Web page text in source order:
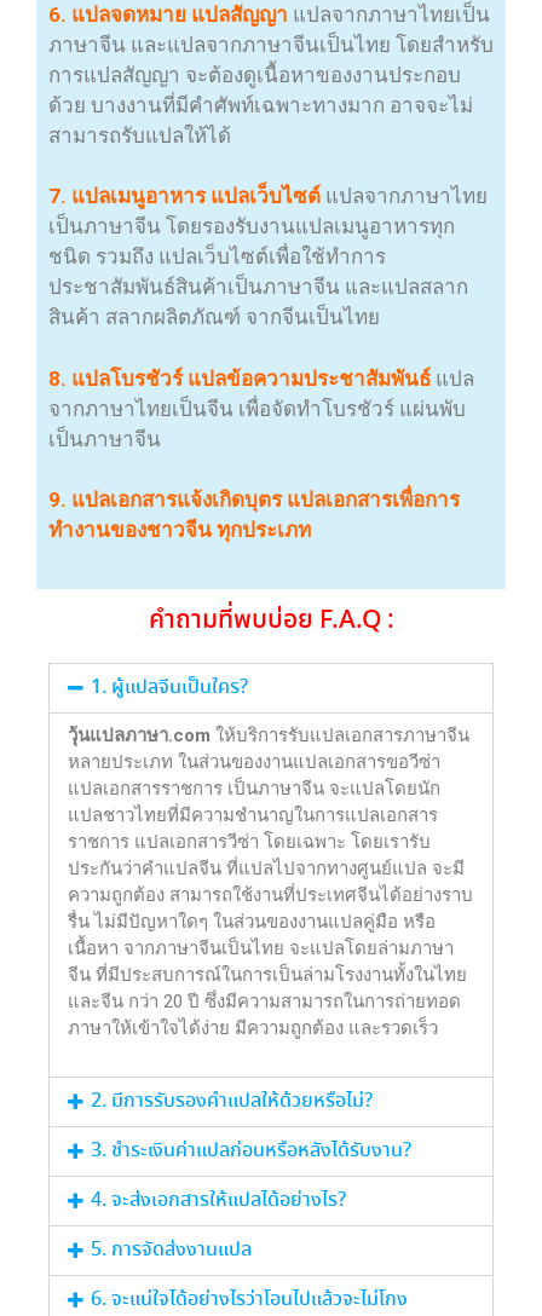
6. แปลจดหมาย แปลสัญญา แปลจากภาษาไทยเป็น
ภาษาจีน และแปลจากภาษาจีนเป็นไทย โดยสำหรับ
การแปลสัญญา จะต้องดูเนื้อหาของงานประกอบ
ด้วย บางงานที่มีคำศัพท์เฉพาะทางมาก อาจจะไม่
สามารถรับแปลให้ได้
7. แปลเมนูอาหาร แปลเว็บไซต์ แปลจากภาษาไทย
เป็นภาษาจีน โดยรองรับงานแปลเมนูอาหารทุก
ชนิด รวมถึง แปลเว็บไซต์เพื่อใช้ทำการ
ประชาสัมพันธ์สินค้าเป็นภาษาจีน และแปลสลาก
สินค้า สลากผลิตภัณฑ์ จากจีนเป็นไทย
8. แปลโบรชัวร์ แปลข้อความประชาสัมพันธ์ แปล
จากภาษาไทยเป็นจีน เพื่อจัดทำโบรชัวร์ แผ่นพับ
เป็นภาษาจีน
9. แปลเอกสารแจ้งเกิดบุตร แปลเอกสารเพื่อการ
ทำงานของชาวจีน ทุกประเภท
คำถามที่พบบ่อย F.A.Q :
1. ผู้แปลจีนเป็นใคร?
วุ้นแปลภาษา.com ให้บริการรับแปลเอกสารภาษาจีน
หลายประเภท ในส่วนของงานแปลเอกสารขอวีซ่า
แปลเอกสารราชการ เป็นภาษาจีน จะแปลโดยนัก
แปลชาวไทยที่มีความชำนาญในการแปลเอกสาร
ราชการ แปลเอกสารวีซ่า โดยเฉพาะ โดยเรารับ
ประกันว่าคำแปลจีน ที่แปลไปจากทางศูนย์แปล จะมี
ความถูกต้อง สามารถใช้งานที่ประเทศจีนได้อย่างราบ
รื่น ไม่มีปัญหาใดๆ ในส่วนของงานแปลคู่มือ หรือ
เนื้อหา จากภาษาจีนเป็นไทย จะแปลโดยล่ามภาษา
จีน ที่มีประสบการณ์ในการเป็นล่ามโรงงานทั้งในไทย
และจีน กว่า 20 ปี ซึ่งมีความสามารถในการถ่ายทอด
ภาษาให้เข้าใจได้ง่าย มีความถูกต้อง และรวดเร็ว
2. มีการรับรองคำแปลให้ด้วยหรือไม่?
3. ชำระเงินค่าแปลก่อนหรือหลังได้รับงาน?
4. จะส่งเอกสารให้แปลได้อย่างไร?
5. การจัดส่งงานแปล
6. จะแน่ใจได้อย่างไรว่าโอนไปแล้วจะไม่โกง